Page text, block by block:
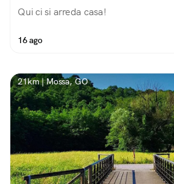
Qui ci si arreda casa!
16 ago
21km | Mossa, GO